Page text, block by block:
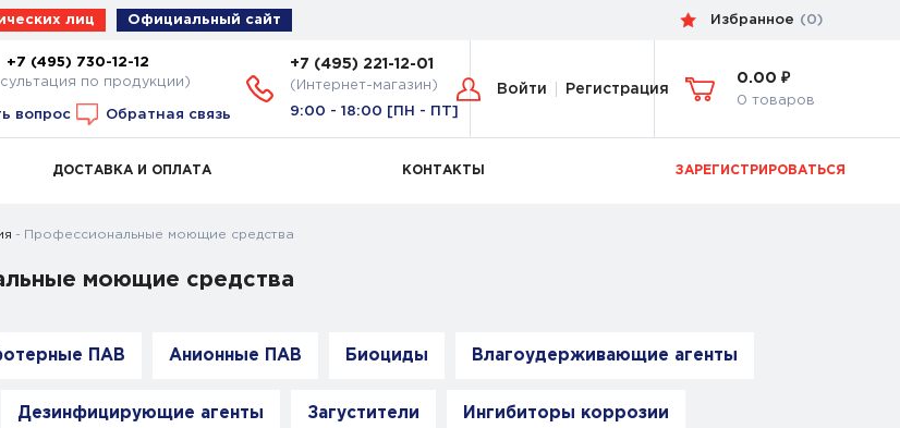
лиц Официальный сайт Избранное (0)
+7 (495) 730-12-12
по продукции)
вопрос Обратная связь
+7 (495) 221-12-01
(Интернет-магазин)
9:00 - 18:00 [ПН - ПТ]
Войти Регистрация
0.00 ₽
0 товаров
ДОСТАВКА И ОПЛАТА КОНТАКТЫ ЗАРЕГИСТРИРОВАТЬСЯ
Профессиональные моющие средства
моющие средства
ПАВ Анионные ПАВ Биоциды Влагоудерживающие агенты
Дезинфицирующие агенты Загустители Ингибиторы коррозии